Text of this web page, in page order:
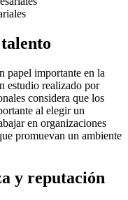
papel importante en la
estudio realizado por
considera que los
al elegir un
en organizaciones
promuevan un ambiente
y reputación